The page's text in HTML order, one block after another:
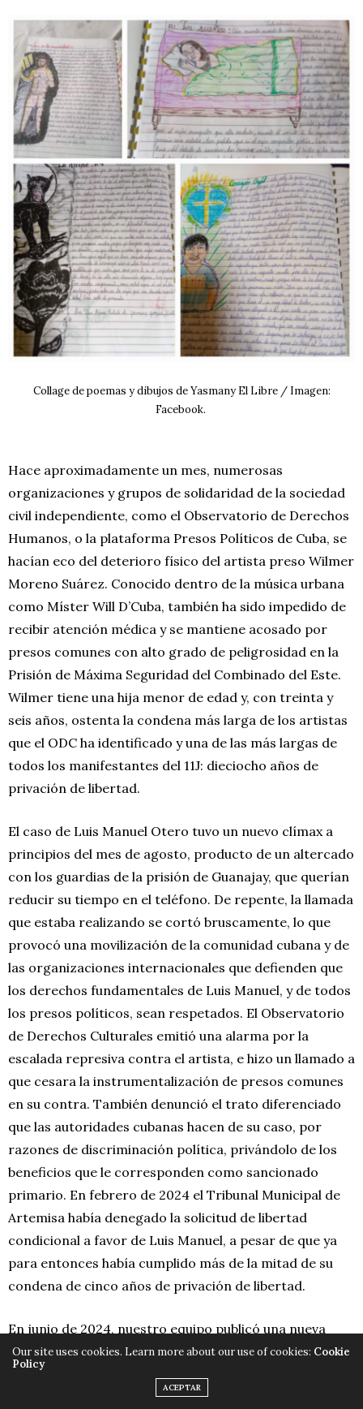
Collage de poemas y dibujos de Yasmany El Libre / Imagen:
Facebook.
Hace aproximadamente un mes, numerosas
organizaciones y grupos de solidaridad de la sociedad
civil independiente, como el Observatorio de Derechos
Humanos, o la plataforma Presos Políticos de Cuba, se
hacían eco del deterioro físico del artista preso Wilmer
Moreno Suárez. Conocido dentro de la música urbana
como Míster Will D’Cuba, también ha sido impedido de
recibir atención médica y se mantiene acosado por
presos comunes con alto grado de peligrosidad en la
Prisión de Máxima Seguridad del Combinado del Este.
Wilmer tiene una hija menor de edad y, con treinta y
seis años, ostenta la condena más larga de los artistas
que el ODC ha identificado y una de las más largas de
todos los manifestantes del 11J: dieciocho años de
privación de libertad.
El caso de Luis Manuel Otero tuvo un nuevo clímax a
principios del mes de agosto, producto de un altercado
con los guardias de la prisión de Guanajay, que querían
reducir su tiempo en el teléfono. De repente, la llamada
que estaba realizando se cortó bruscamente, lo que
provocó una movilización de la comunidad cubana y de
las organizaciones internacionales que defienden que
los derechos fundamentales de Luis Manuel, y de todos
los presos políticos, sean respetados. El Observatorio
de Derechos Culturales emitió una alarma por la
escalada represiva contra el artista, e hizo un llamado a
que cesara la instrumentalización de presos comunes
en su contra. También denunció el trato diferenciado
que las autoridades cubanas hacen de su caso, por
razones de discriminación política, privándolo de los
beneficios que le corresponden como sancionado
primario. En febrero de 2024 el Tribunal Municipal de
Artemisa había denegado la solicitud de libertad
condicional a favor de Luis Manuel, a pesar de que ya
para entonces había cumplido más de la mitad de su
condena de cinco años de privación de libertad.
En junio de 2024, nuestro equipo publicó una nueva
actualización de su caso y el de Maykel Castillo Pérez, al
conmemorarse dos años del juicio a ambos, realizado
en el Tribunal Municipal de Marianao a puertas
Our site uses cookies. Learn more about our use of cookies: Cookie
Policy
ACEPTAR